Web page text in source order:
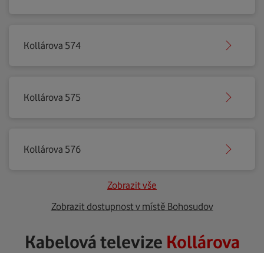
Kollárova 574
Kollárova 575
Kollárova 576
Zobrazit vše
Zobrazit dostupnost v místě Bohosudov
Kabelová televize Kollárova